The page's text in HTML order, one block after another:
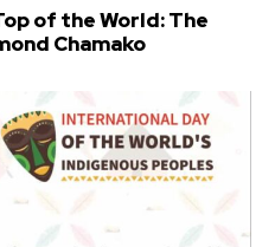
of the World: The
Chamako